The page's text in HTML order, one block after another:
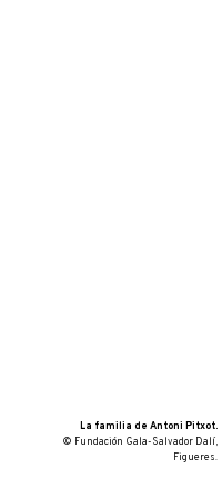
La familia de Antoni Pitxot.
© Fundación Gala-Salvador Dalí,
Figueres.